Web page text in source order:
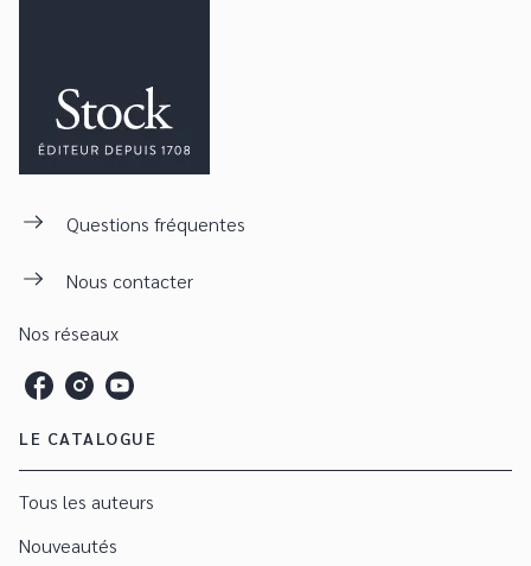
Questions fréquentes
Nous contacter
Nos réseaux
LE CATALOGUE
Tous les auteurs
Nouveautés